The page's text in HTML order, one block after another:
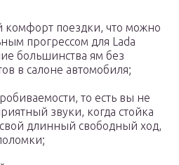
комфорт поездки, что можно
прогрессом для Lada
большинства ям без
в салоне автомобиля;
то есть вы не
звуки, когда стойка
длинный свободный ход,